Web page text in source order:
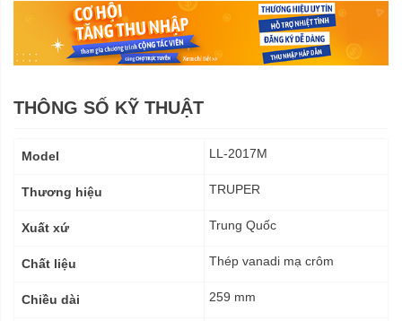
THÔNG SỐ KỸ THUẬT
kỹ
Model LL-2017M
Thương hiệu TRUPER
Xuất xứ Trung Quốc
Chất liệu Thép vanadi mạ crôm
Chiều dài 259 mm